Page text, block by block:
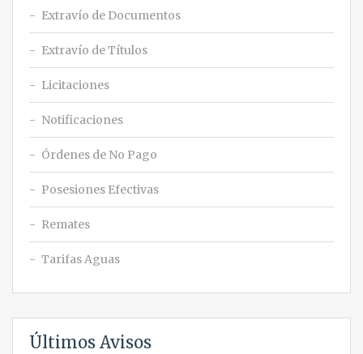
Extravío de Documentos
Extravío de Títulos
Licitaciones
Notificaciones
Órdenes de No Pago
Posesiones Efectivas
Remates
Tarifas Aguas
Últimos Avisos